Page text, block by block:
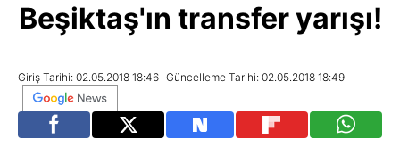
Beşiktaş'ın transfer yarışı!
Giriş Tarihi: 02.05.2018 18:46 Güncelleme Tarihi: 02.05.2018 18:49